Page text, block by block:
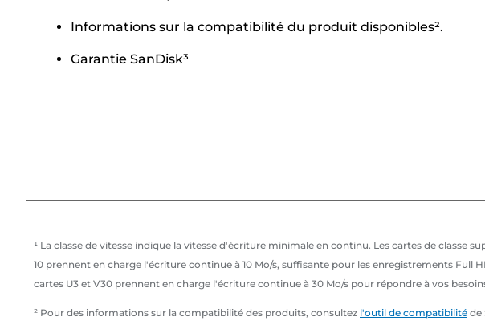
Informations sur la compatibilité du produit disponibles².
Garantie SanDisk³
¹ La classe de vitesse indique la vitesse d'écriture minimale en continu. Les cartes de classe
10 prennent en charge l'écriture continue à 10 Mo/s, suffisante pour les enregistrements Full
cartes U3 et V30 prennent en charge l'écriture continue à 30 Mo/s pour répondre à vos
² Pour des informations sur la compatibilité des produits, consultez l'outil de compatibilité de